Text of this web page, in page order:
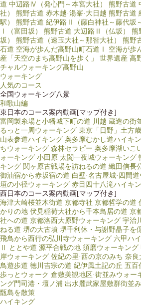
道 中辺路Ⅳ（発心門～本宮大社）
熊野古道
社）
熊野古道 赤木越·湯峯·大日越 熊野古道
駅）
熊野古道 紀伊路Ⅱ（藤白神社～藤代坂～
Ⅰ（富田坂）
熊野古道 大辺路Ⅱ（仏坂）
熊
坂）
熊野古道（速玉大社～那智大社） 熊野
石道 空海が歩んだ高野山町石道Ⅰ 空海が歩
産「天空のまち高野山を歩く」
世界遺産 高
チャルウォーキング高野山
ウォーキング
人気のコース
全国ウォーキング八景
和歌山編
東日本のコース案内動画[マップ付き]
富岡製糸場と小幡城下町の道 川越 蔵造の街
るっと一周ウォーキング 東京「日野」土方
山表参道ハイキング 奥多摩むかし道ハイキ
ちウォーキング 森林セラピー 奥多摩湖いこ
ォーキング 小田原 太閤一夜城ウォーキング
キング 関ヶ原古戦場を訪ねるの道 織田信長
御油宿から赤坂宿の道 白壁·名古屋城·四間
垣の小径ウォーキング 赤目四十八滝ハイキ
西日本のコース案内動画[マップ付き]
海津大崎桜並木街道 京都寺社 京都哲学の道
かりの地 伏見稲荷大社から千本鳥居の道 京
社への道 京都洛西大原野ウォーキング 宇治
ねる道 堺の大古墳 堺千利休・与謝野晶子を
飛鳥から西行の弘川寺ウォーキング 六甲ハ
Ⅱ ととや道 源平合戦の地 須磨ウォーキング
岸ウォーキング 佐紀の里·西の京のみち 奈良
鳥遊歩道 徳川吉宗の道 紀伊風土記の丘 五百
歩っとウォーク 倉敷美観地区·街並みウォー
ング門司港・壇ノ浦 出水麓武家屋敷群街並
甑島を散策
ハイキング